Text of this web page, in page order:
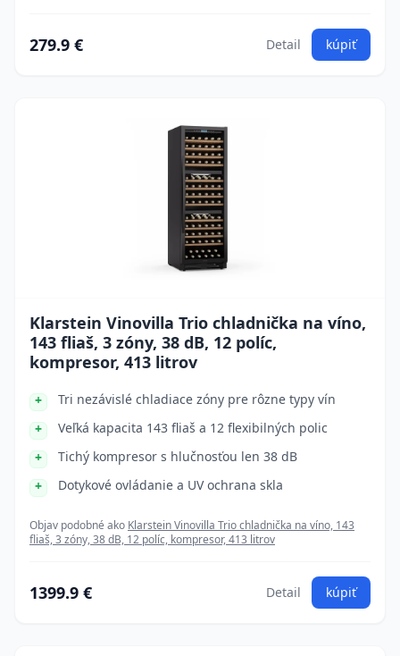
279.9 € Detail kúpiť
Klarstein Vinovilla Trio chladnička na víno,
143 fliaš, 3 zóny, 38 dB, 12 políc,
kompresor, 413 litrov
Tri nezávislé chladiace zóny pre rôzne typy vín
Veľká kapacita 143 fliaš a 12 flexibilných polic
Tichý kompresor s hlučnosťou len 38 dB
Dotykové ovládanie a UV ochrana skla
Objav podobné ako Klarstein Vinovilla Trio chladnička na víno, 143
fliaš, 3 zóny, 38 dB, 12 políc, kompresor, 413 litrov
1399.9 € Detail kúpiť